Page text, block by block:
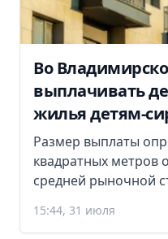
Во
выплачивать
жилья детям-
Размер выплаты
квадратных
средней рыночной
15:44, 31 июля